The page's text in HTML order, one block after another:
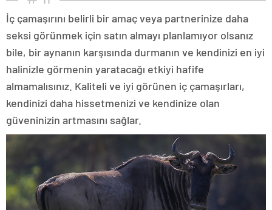
İç çamaşırını belirli bir amaç veya partnerinize daha
seksi görünmek için satın almayı planlamıyor olsanız
bile, bir aynanın karşısında durmanın ve kendinizi en iyi
halinizle görmenin yaratacağı etkiyi hafife
almamalısınız. Kaliteli ve iyi görünen iç çamaşırları,
kendinizi daha hissetmenizi ve kendinize olan
güveninizin artmasını sağlar.